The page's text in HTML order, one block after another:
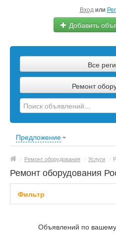
Вход или
Добавить
Все
Ремонт
Предложение
/ Ремонт оборудования / Услуги /
Ремонт оборудования
Фильтр
Не важноОбъявлений по